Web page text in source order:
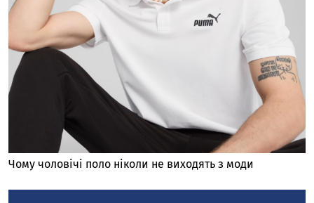
Чому чоловічі поло ніколи не виходять з моди